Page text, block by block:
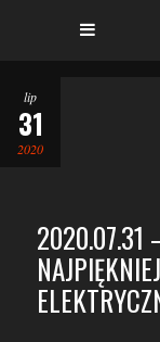
lip
31
2020
2020.07.31